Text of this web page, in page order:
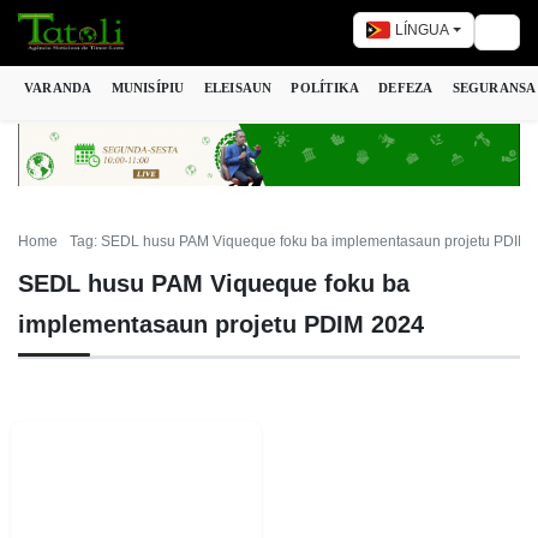
LÍNGUA
VARANDA MUNISÍPIU ELEISAUN POLÍTIKA DEFEZA SEGURANSA
Home Tag: SEDL husu PAM Viqueque foku ba implementasaun projetu PDIM
SEDL husu PAM Viqueque foku ba
implementasaun projetu PDIM 2024